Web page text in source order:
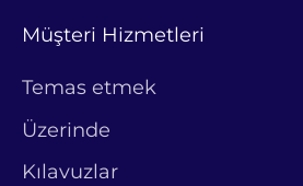
Müşteri Hizmetleri
Temas etmek
Üzerinde
Kılavuzlar